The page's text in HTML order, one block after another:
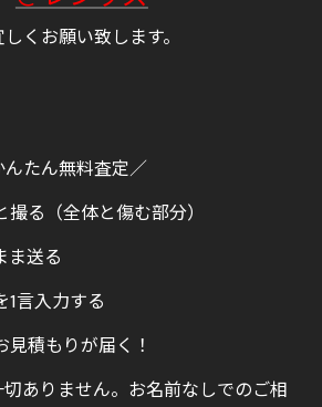
くお願い致します。
たん無料査定／
る（全体と傷む部分）
ま送る
言入力する
積もりが届く！
ありません。お名前なしでのご相